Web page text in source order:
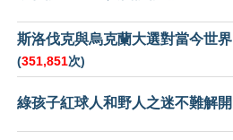
斯洛伐克與烏克蘭大選對當今世
(351,851次)
綠孩子紅球人和野人之迷不難解開